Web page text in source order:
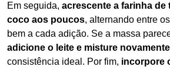
Em seguida, acrescente a farinha de
coco aos poucos, alternando entre
bem a cada adição. Se a massa
adicione o leite e misture novamente
consistência ideal. Por fim, incorpore